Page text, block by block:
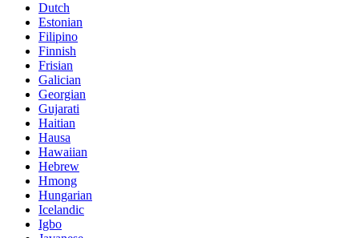
Dutch
Estonian
Filipino
Finnish
Frisian
Galician
Georgian
Gujarati
Haitian
Hausa
Hawaiian
Hebrew
Hmong
Hungarian
Icelandic
Igbo